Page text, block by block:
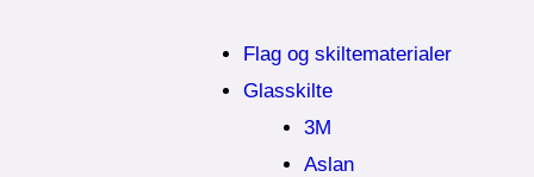
Flag og skiltematerialer
Glasskilte
3M
Aslan